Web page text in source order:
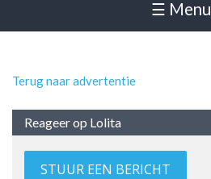
☰ Menu
Terug naar advertentie
Reageer op Lolita
STUUR EEN BERICHT